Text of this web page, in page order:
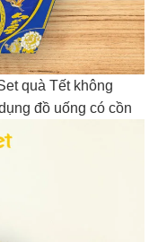
quà Tết không
đồ uống có cồn